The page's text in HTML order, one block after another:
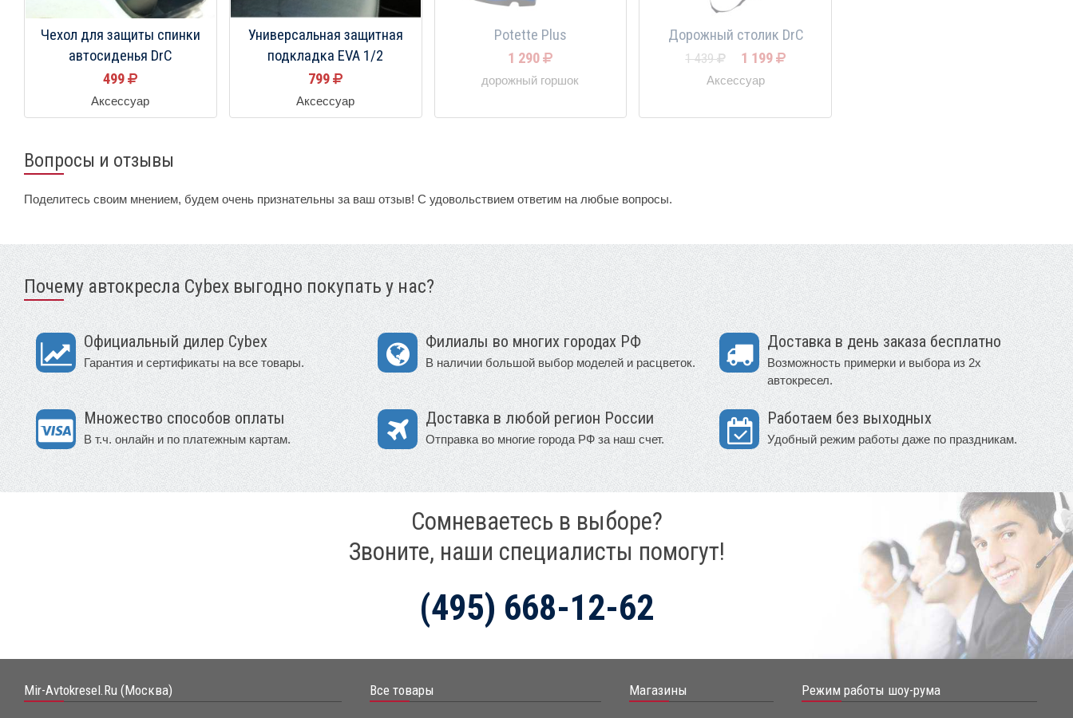
Чехол для защиты спинки
автосиденья DrC
499
Аксессуар
Универсальная защитная
подкладка EVA 1/2
799
Аксессуар
Potette Plus
1 290
дорожный горшок
Дорожный столик DrC
1 439 1 199
Аксессуар
Вопросы и отзывы
Поделитесь своим мнением, будем очень признательны за ваш отзыв! С удовольствием ответим на любые вопросы.
Почему автокресла Cybex выгодно покупать у нас?
Официальный дилер Cybex
Гарантия и сертификаты на все товары.
Филиалы во многих городах РФ
В наличии большой выбор моделей и расцветок.
Доставка в день заказа бесплатно
Возможность примерки и выбора из 2х
автокресел.
Множество способов оплаты
В т.ч. онлайн и по платежным картам.
Доставка в любой регион России
Отправка во многие города РФ за наш счет.
Работаем без выходных
Удобный режим работы даже по праздникам.
Сомневаетесь в выборе?
Звоните, наши специалисты помогут!
(495) 668-12-62
Mir-Avtokresel.Ru (Москва) Все товары Магазины Режим работы шоу-рума